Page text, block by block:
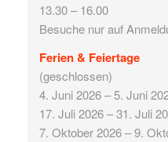
13.30 – 16.00
Besuche nur auf
Ferien & Feiertage
(geschlossen)
4. Juni 2026 – 5. Juni
17. Juli 2026 – 31. Juli
7. Oktober 2026 – 9.